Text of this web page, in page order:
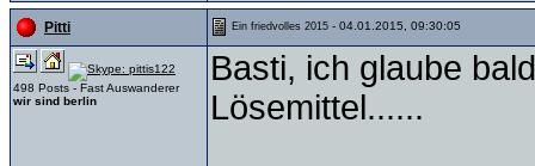
Pitti Ein friedvolles 2015 - 04.01.2015, 09:30:05
498 Posts - Fast Auswanderer
wir sind berlin
Basti, ich glaube
Lösemittel......